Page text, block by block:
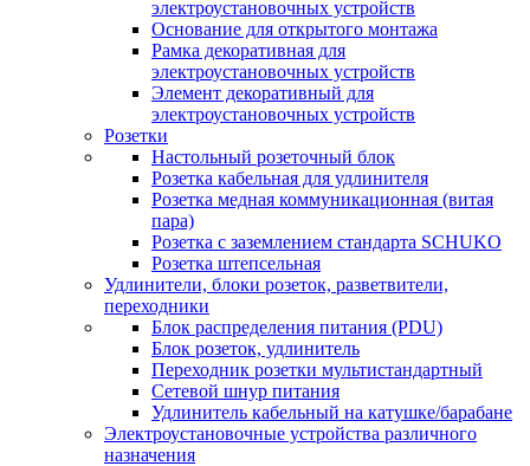
электроустановочных устройств
Основание для открытого монтажа
Рамка декоративная для
электроустановочных устройств
Элемент декоративный для
электроустановочных устройств
Розетки
Настольный розеточный блок
Розетка кабельная для удлинителя
Розетка медная коммуникационная (витая
пара)
Розетка с заземлением стандарта SCHUKO
Розетка штепсельная
Удлинители, блоки розеток, разветвители,
переходники
Блок распределения питания (PDU)
Блок розеток, удлинитель
Переходник розетки мультистандартный
Сетевой шнур питания
Удлинитель кабельный на катушке/барабане
Электроустановочные устройства различного
назначения